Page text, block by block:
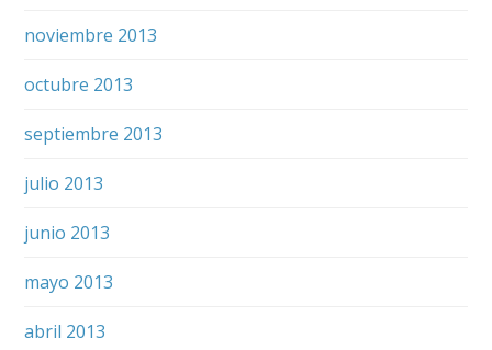
noviembre 2013
octubre 2013
septiembre 2013
julio 2013
junio 2013
mayo 2013
abril 2013